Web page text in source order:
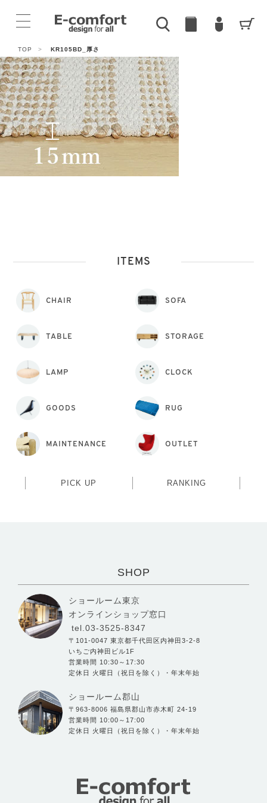
TOP > KR105BD_厚さ
ITEMS
CHAIR SOFA
TABLE STORAGE
LAMP CLOCK
GOODS RUG
MAINTENANCE OUTLET
PICK UP RANKING
SHOP
ショールーム東京
オンラインショップ窓口
tel.03-3525-8347
〒101-0047 東京都千代田区内神田3-2-8
いちご内神田ビル1F
営業時間 10:30～17:30
定休日 火曜日（祝日を除く）・年末年始
ショールーム郡山
〒963-8006 福島県郡山市赤木町 24-19
営業時間 10:00～17:00
定休日 火曜日（祝日を除く）・年末年始